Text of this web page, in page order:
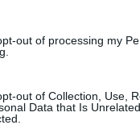
out of processing my
out of Collection, Use,
Data that Is